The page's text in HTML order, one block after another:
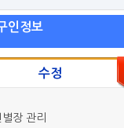
인정보
수정
장 관리